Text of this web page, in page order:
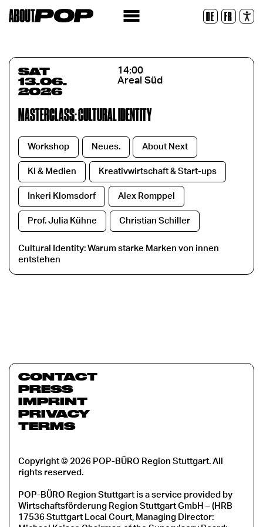
DE FR
SAT
13.06.
2026
14:00
Areal Süd
MASTERCLASS: CULTURAL IDENTITY
Workshop Neues. About Next
KI & Medien Kreativwirtschaft & Start-ups
Inkeri Klomsdorf Alex Romppel
Prof. Julia Kühne Christian Schiller
Cultural Identity: Warum starke Marken von innen
entstehen
CONTACT
PRESS
IMPRINT
PRIVACY
TERMS
Copyright © 2026 POP-BÜRO Region Stuttgart. All
rights reserved.
POP-BÜRO Region Stuttgart is a service provided by
Wirtschaftsförderung Region Stuttgart GmbH – (HRB
17536 Stuttgart Local Court, Managing Director: